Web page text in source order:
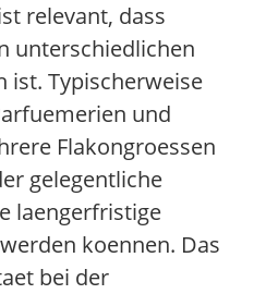
relevant, dass
unterschiedlichen
ist. Typischerweise
und
Flakongroessen
gelegentliche
laengerfristige
koennen. Das
bei der